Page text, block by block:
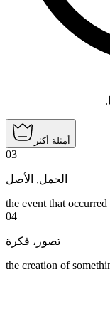
أمثلة أكثر
03
الحمل, الأصل
the event that
04
تصور، فكرة
the creation of